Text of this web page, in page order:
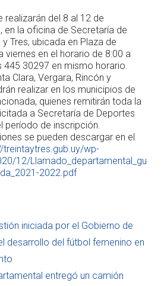
realizarán del 8 al 12 de
en la oficina de Secretaría de
Tres, ubicada en Plaza de
viernes en el horario de 8:00 a
445 30297 en mismo horario.
Clara, Vergara, Rincón y
realizar en los municipios de
quienes remitirán toda la
a Secretaría de Deportes
período de inscripción.
se pueden descargar en el
treintaytres.gub.uy/wp-
12/Llamado_departamental_gu
2022.pdf
iniciada por el Gobierno de
desarrollo del fútbol femenino en
entregó un camión